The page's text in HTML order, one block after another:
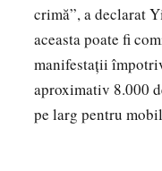
crimă”, a declarat
aceasta poate fi
manifestaţii
aproximativ 8.000
pe larg pentru